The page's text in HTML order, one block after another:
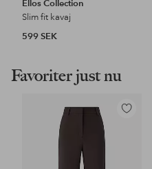
Ellos Collection
Slim fit kavaj
599 SEK
Favoriter just nu
Lägg